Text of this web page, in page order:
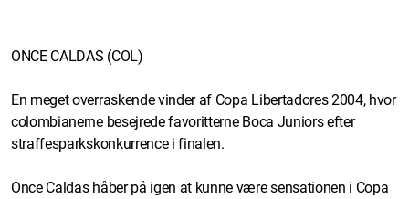
ONCE CALDAS (COL)
En meget overraskende vinder af Copa Libertadores 2004, hvor
colombianerne besejrede favoritterne Boca Juniors efter
straffesparkskonkurrence i finalen.
Once Caldas håber på igen at kunne være sensationen i Copa